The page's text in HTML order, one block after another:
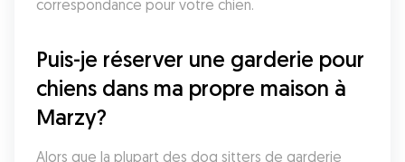
correspondance pour votre chien.
Puis-je réserver une garderie pour
chiens dans ma propre maison à
Marzy?
Alors que la plupart des dog sitters de garderie